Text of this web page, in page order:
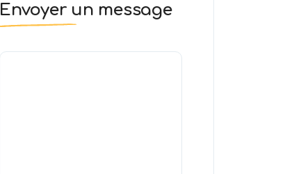
Envoyer un message